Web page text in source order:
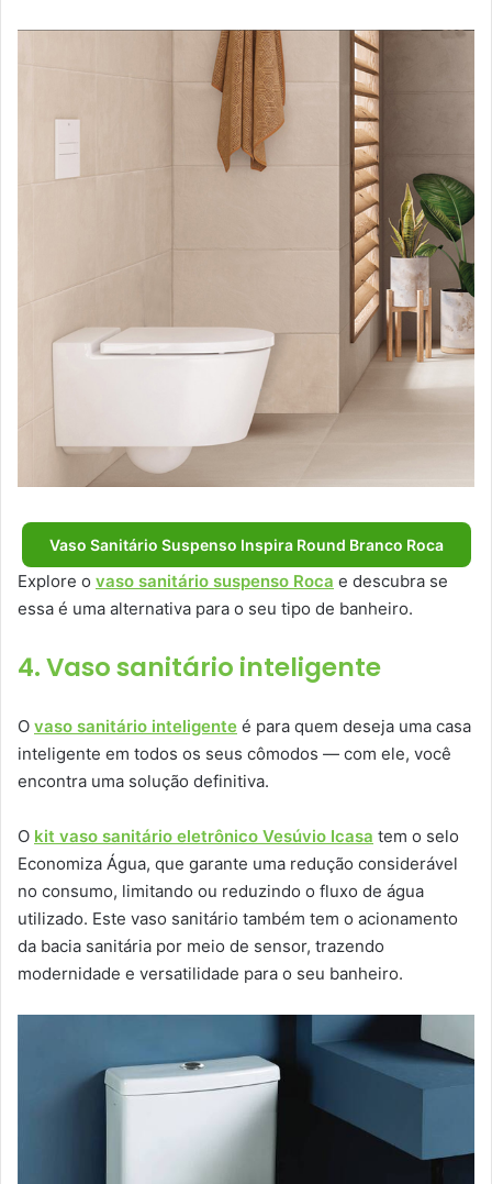
Vaso Sanitário Suspenso Inspira Round Branco Roca
Explore o vaso sanitário suspenso Roca e descubra se
essa é uma alternativa para o seu tipo de banheiro.
4. Vaso sanitário inteligente
O vaso sanitário inteligente é para quem deseja uma casa
inteligente em todos os seus cômodos — com ele, você
encontra uma solução definitiva.
O kit vaso sanitário eletrônico Vesúvio Icasa tem o selo
Economiza Água, que garante uma redução considerável
no consumo, limitando ou reduzindo o fluxo de água
utilizado. Este vaso sanitário também tem o acionamento
da bacia sanitária por meio de sensor, trazendo
modernidade e versatilidade para o seu banheiro.